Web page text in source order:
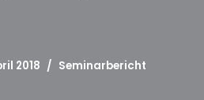
2018 Seminarbericht